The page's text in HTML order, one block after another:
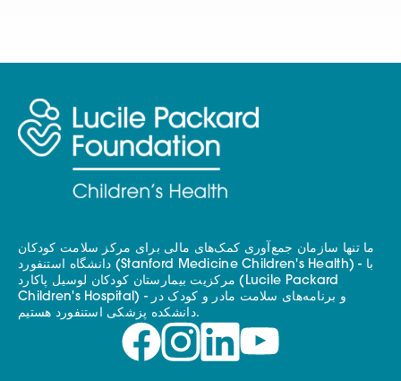
ما تنها سازمان جمع‌آوری کمک‌های مالی برای مرکز سلامت کودکان
دانشگاه استنفورد (Stanford Medicine Children's Health) - با
مرکزیت بیمارستان کودکان لوسیل پاکارد (Lucile Packard
Children's Hospital) - و برنامه‌های سلامت مادر و کودک در
دانشکده پزشکی استنفورد هستیم.